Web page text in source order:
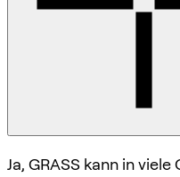
Ja, GRASS kann in viele